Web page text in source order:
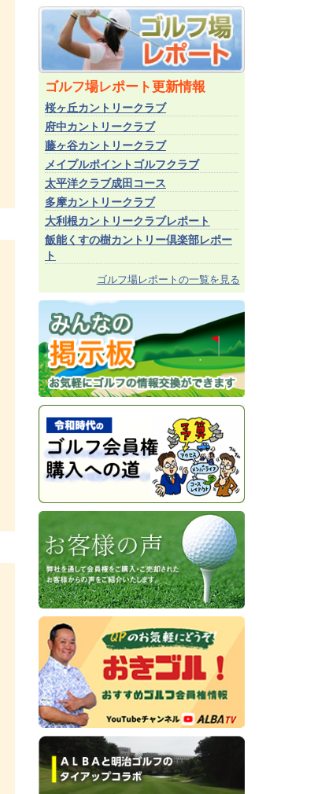
ゴルフ場レポート更新情報
桜ヶ丘カントリークラブ
府中カントリークラブ
藤ヶ谷カントリークラブ
メイプルポイントゴルフクラブ
太平洋クラブ成田コース
多摩カントリークラブ
大利根カントリークラブレポート
飯能くすの樹カントリー倶楽部レポー
ト
ゴルフ場レポートの一覧を見る